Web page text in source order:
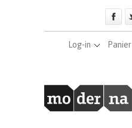
Log-in Panier